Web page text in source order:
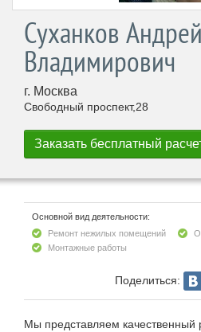
Суханков Андрей
Владимирович
г. Москва
Свободный проспект,28
Основной вид деятельности:
Ремонт нежилых помещений
Монтажные работы
Поделиться:
Мы представляем качественный